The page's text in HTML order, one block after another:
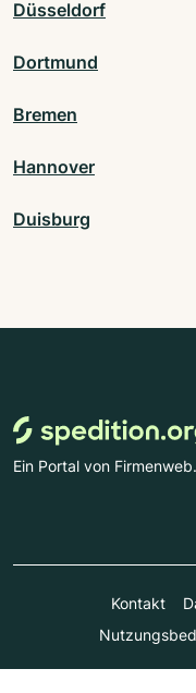
Düsseldorf
Dortmund
Bremen
Hannover
Duisburg
Ein Portal von
Kontakt